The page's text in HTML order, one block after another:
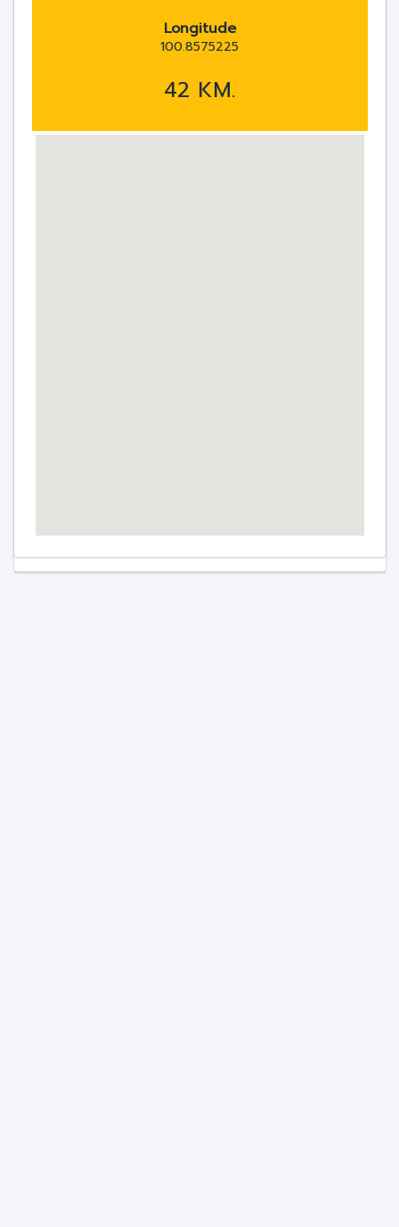
Longitude
100.8575225
42 KM.